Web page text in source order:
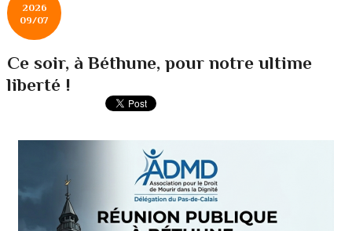
2026
09/07
Ce soir, à Béthune, pour notre ultime
liberté !